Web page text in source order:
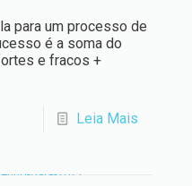
para um processo de
é a soma do
e fracos +
Leia Mais